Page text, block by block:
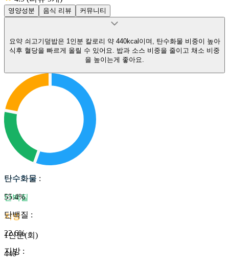
영양성분 음식 리뷰 커뮤니티
요약 쇠고기덮밥은 1인분 칼로리 약 440kcal이며, 탄수화물 비중이 높아
식후 혈당을 빠르게 올릴 수 있어요. 밥과 소스 비중을 줄이고 채소 비중
을 높이는게 좋아요.
탄수화물
단백질
지방
1인분(회)
440
탄수화물 :
55.4%
단백질 :
22.6%
지방 :